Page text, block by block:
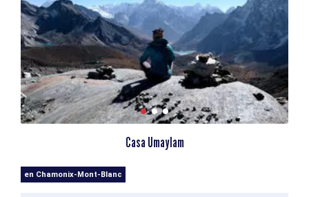
Casa Umaylam
en Chamonix-Mont-Blanc